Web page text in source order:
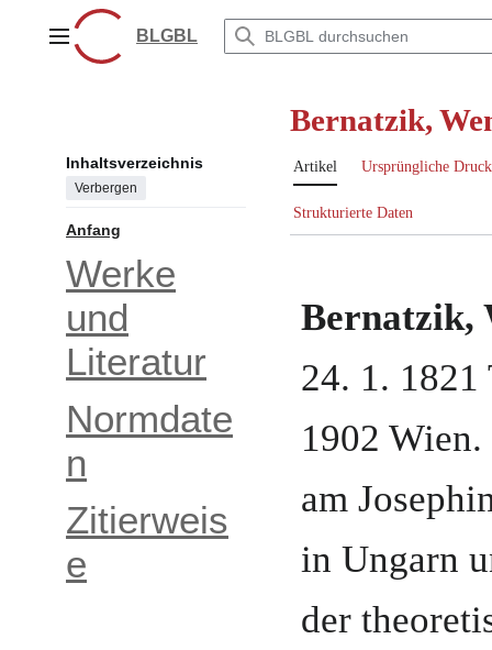
springenHauptmenüBLGBL
Inhaltsverzeichnis
Verbergen
Anfang
Werke
und
Literatur
Normdate
n
Zitierweis
e
Bernatzik,
Artikel Ursprüngliche
Strukturierte Daten
Bernatzik,
24. 1. 1821
1902 Wien.
am
in Ungarn
der